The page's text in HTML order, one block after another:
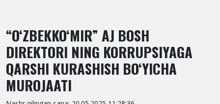
“O‘ZBEKKO‘MIR” AJ BOSH
DIREKTORI NING KORRUPSIYAGA
QARSHI KURASHISH BO‘YICHA
MUROJAATI